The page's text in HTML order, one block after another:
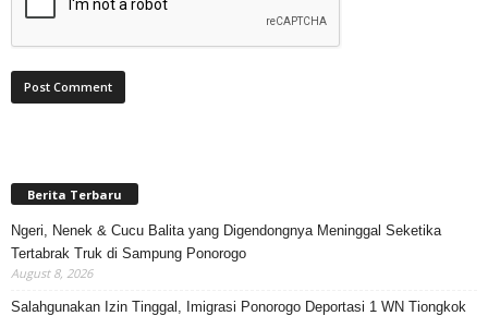
Berita Terbaru
Ngeri, Nenek & Cucu Balita yang Digendongnya Meninggal Seketika
Tertabrak Truk di Sampung Ponorogo
August 8, 2026
Salahgunakan Izin Tinggal, Imigrasi Ponorogo Deportasi 1 WN Tiongkok